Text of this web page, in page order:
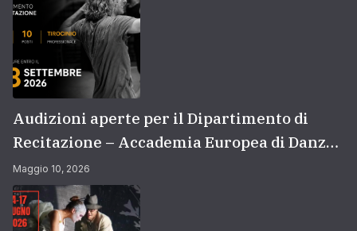
Audizioni aperte per il Dipartimento di
Recitazione – Accademia Europea di Danza
(2026/2027) | Scuola di recitazione a Roma
Maggio 10, 2026